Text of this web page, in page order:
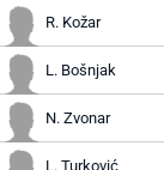
R. Kožar
L. Bošnjak
N. Zvonar
L. Turković